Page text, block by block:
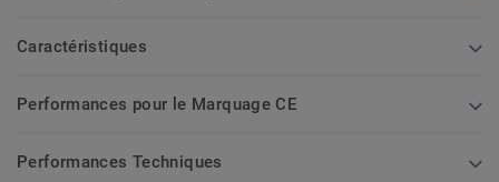
Caractéristiques
Performances pour le Marquage CE
Performances Techniques